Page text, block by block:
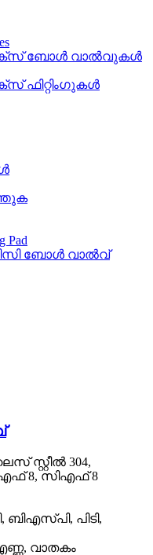
ബോൾ വാൽവുകൾ
ഫിറ്റിംഗുകൾ
ബോൾ വാൽവ്
സ്റ്റീൽ 304,
8, സിഎഫ് 8
പി‌ടി,
വാതകം